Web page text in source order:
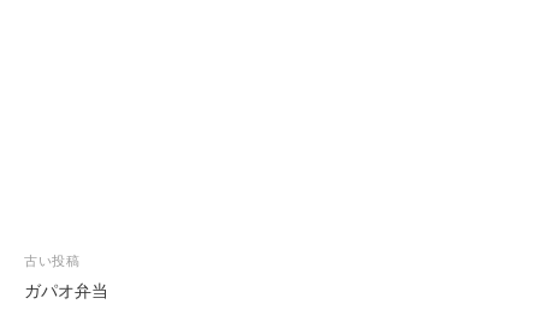
投
稿
古い投稿
ガパオ弁当